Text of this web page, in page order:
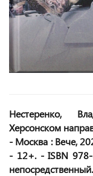
Нестеренко,
Херсонском
- Москва : Вече,
- 12+. - ISBN 978-
непосредственный.